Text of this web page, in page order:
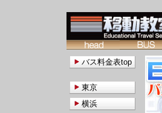
バス料金表top
東京
横浜